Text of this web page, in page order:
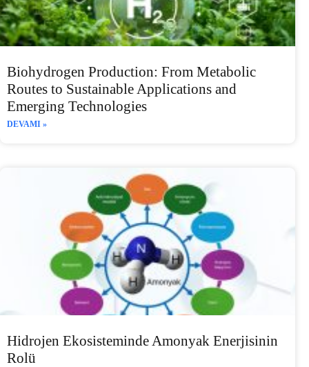
Biohydrogen Production: From Metabolic
Routes to Sustainable Applications and
Emerging Technologies
DEVAMI »
Hidrojen Ekosisteminde Amonyak Enerjisinin
Rolü